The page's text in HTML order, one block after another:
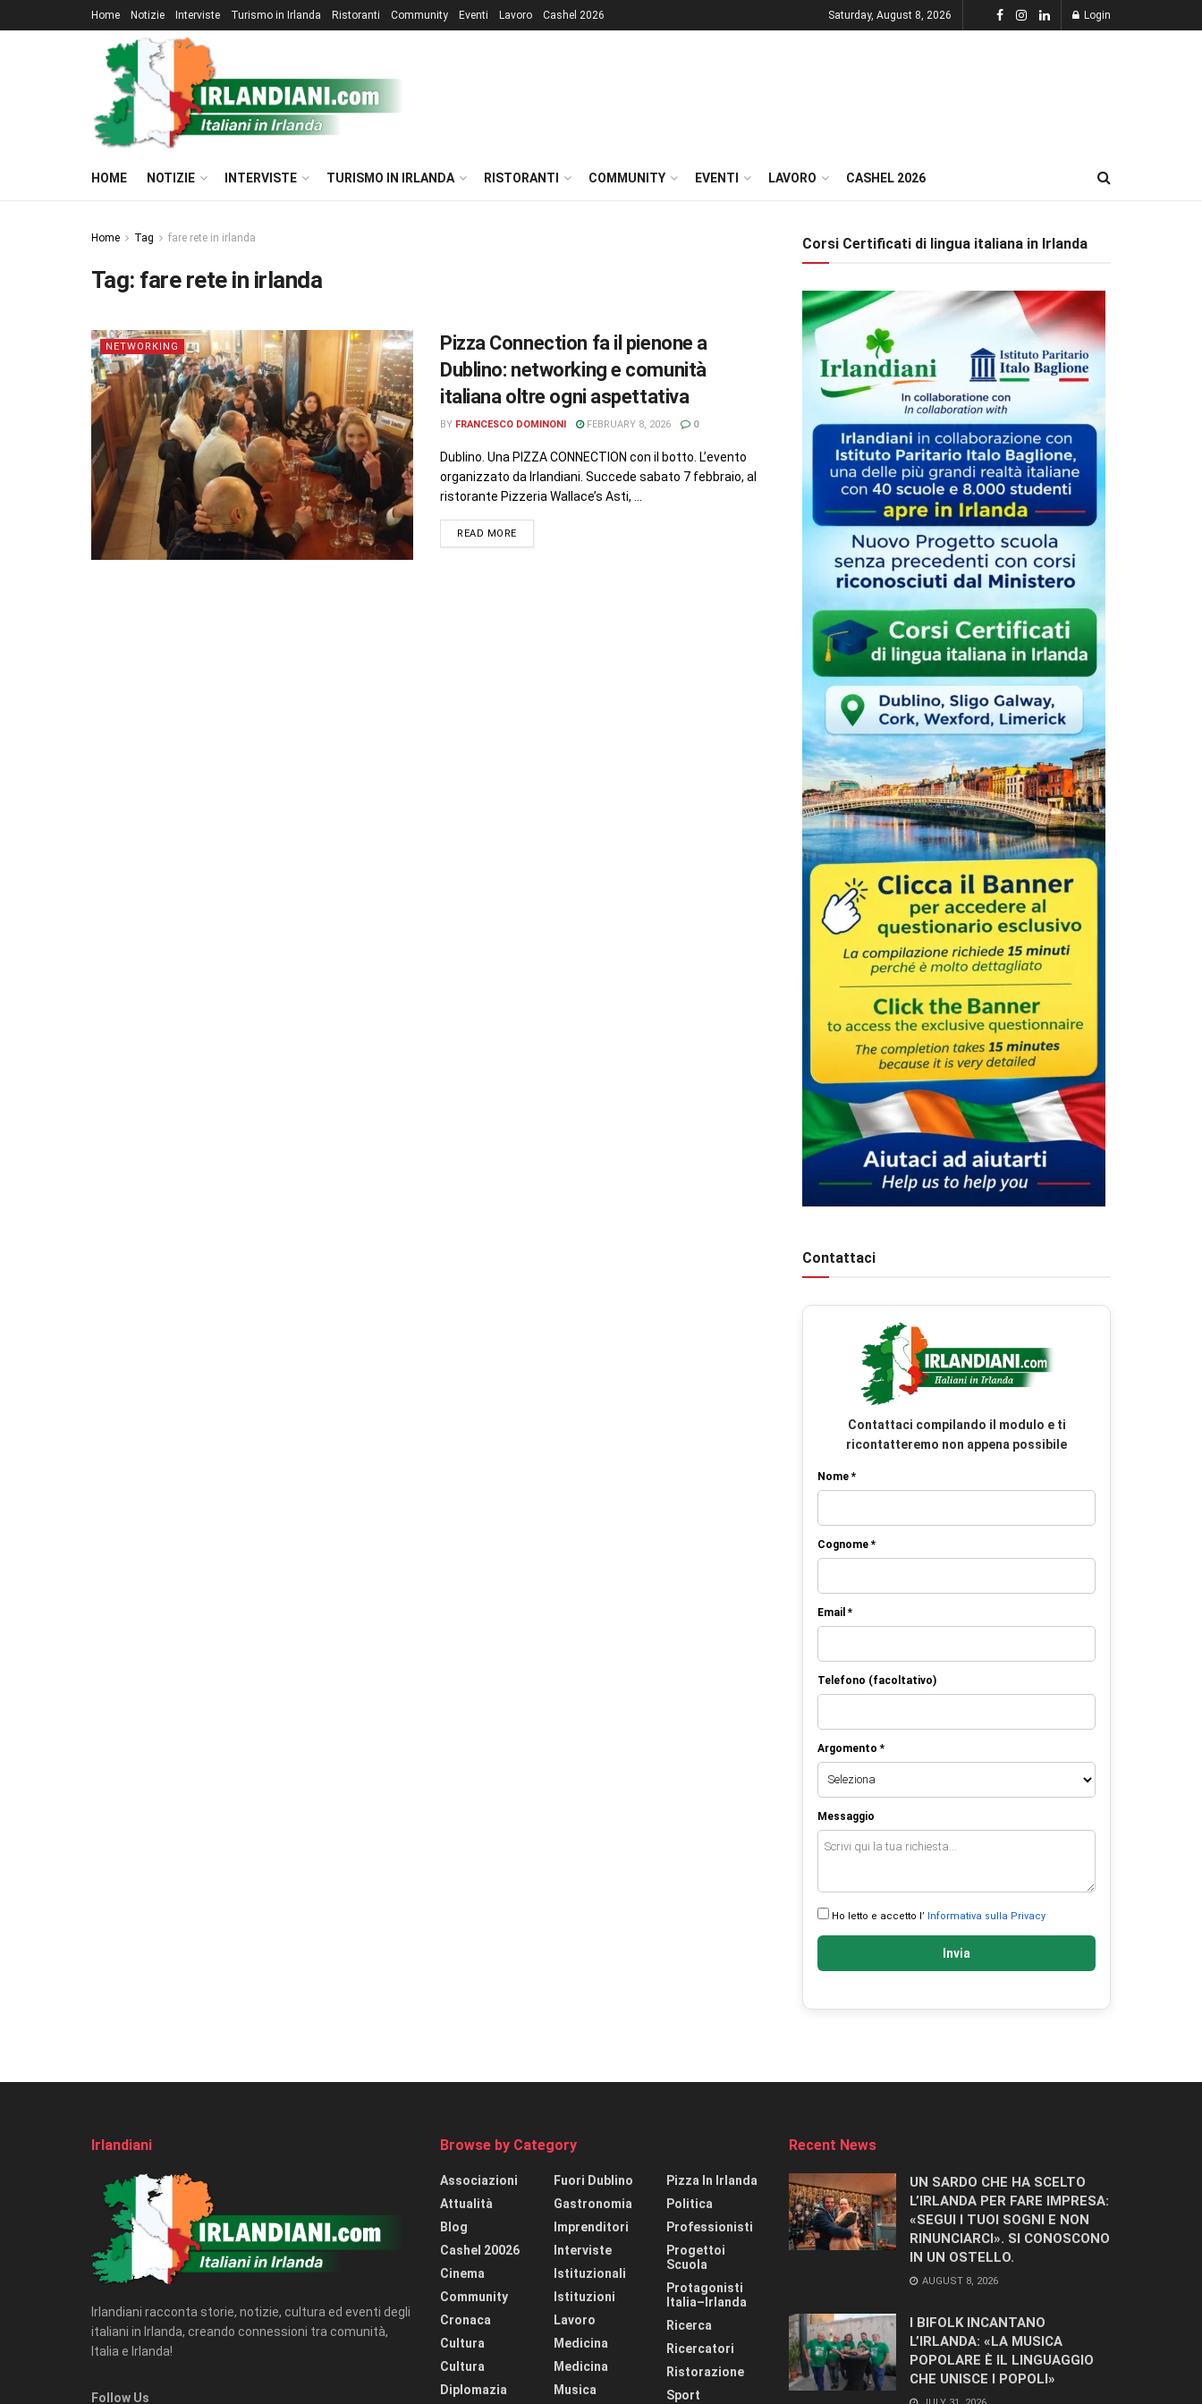
Home Notizie Interviste Turismo in Irlanda Ristoranti Community Eventi Lavoro Cashel 2026 Saturday, August 8, 2026 Login
HOME NOTIZIE INTERVISTE TURISMO IN IRLANDA RISTORANTI COMMUNITY EVENTI LAVORO CASHEL 2026
Home Tag fare rete in irlanda
Tag: fare rete in irlanda
NETWORKING
Pizza Connection fa il pienone a
Dublino: networking e comunità
italiana oltre ogni aspettativa
BY FRANCESCO DOMINONI FEBRUARY 8, 2026 0
Dublino. Una PIZZA CONNECTION con il botto. L’evento
organizzato da Irlandiani. Succede sabato 7 febbraio, al
ristorante Pizzeria Wallace’s Asti, ...
READ MORE
Corsi Certificati di lingua italiana in Irlanda
Contattaci
Contattaci compilando il modulo e ti
ricontatteremo non appena possibile
Nome *
Cognome *
Email *
Telefono (facoltativo)
Argomento *
Messaggio
Ho letto e accetto l’ Informativa sulla Privacy
Invia
Irlandiani
Irlandiani racconta storie, notizie, cultura ed eventi degli
italiani in Irlanda, creando connessioni tra comunità,
Italia e Irlanda!
Follow Us
Browse by Category
Associazioni
Attualità
Blog
Cashel 20026
Cinema
Community
Cronaca
Cultura
Cultura
Diplomazia
Fuori Dublino
Gastronomia
Imprenditori
Interviste
Istituzionali
Istituzioni
Lavoro
Medicina
Medicina
Musica
Pizza In Irlanda
Politica
Professionisti
Progettoi
Scuola
Protagonisti
Italia–Irlanda
Ricerca
Ricercatori
Ristorazione
Sport
Recent News
UN SARDO CHE HA SCELTO
L’IRLANDA PER FARE IMPRESA:
«SEGUI I TUOI SOGNI E NON
RINUNCIARCI». SI CONOSCONO
IN UN OSTELLO.
AUGUST 8, 2026
I BIFOLK INCANTANO
L’IRLANDA: «LA MUSICA
POPOLARE È IL LINGUAGGIO
CHE UNISCE I POPOLI»